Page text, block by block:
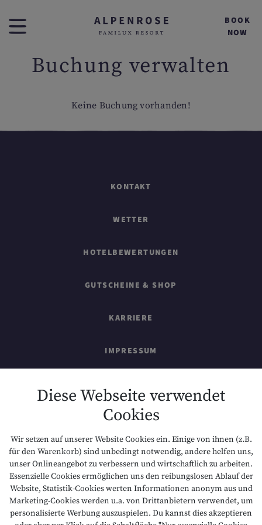
BOOK
NOW
Buchung verwalten
Keine Buchung vorhanden!
KONTAKT
WETTER
HOTELBEWERTUNGEN
GUTSCHEINE & SHOP
KARRIERE
IMPRESSUM
DATENSCHUTZ
NACHHALTIGKEIT
BARRIEREFREIHEIT
Diese Webseite verwendet
Cookies
Wir setzen auf unserer Website Cookies ein. Einige von ihnen (z.B.
für den Warenkorb) sind unbedingt notwendig, andere helfen uns,
unser Onlineangebot zu verbessern und wirtschaftlich zu arbeiten.
Essenzielle Cookies ermöglichen uns den reibungslosen Ablauf der
Website, Statistik-Cookies werten Informationen anonym aus und
Marketing-Cookies werden u.a. von Drittanbietern verwendet, um
personalisierte Werbung auszuspielen. Du kannst dies akzeptieren